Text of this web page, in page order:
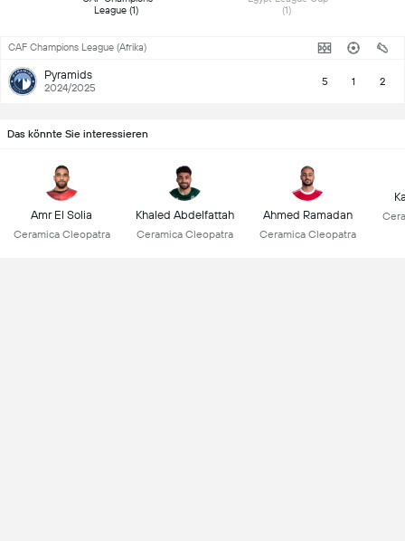
League (1)
(1)
CAF Champions League (Afrika)
Pyramids
2024/2025 5 1 2
Das könnte Sie interessieren
Amr El Solia
Ceramica Cleopatra
Khaled Abdelfattah
Ceramica Cleopatra
Ahmed Ramadan
Ceramica Cleopatra